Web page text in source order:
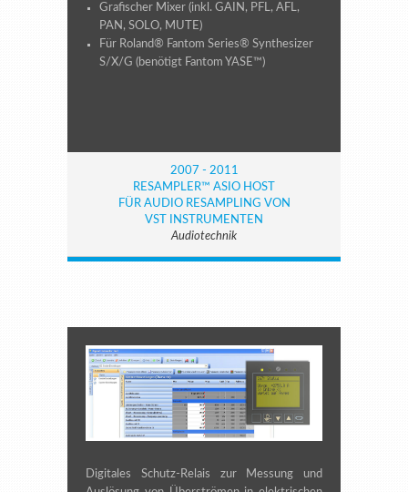
Grafischer Mixer (inkl. GAIN, PFL, AFL,
PAN, SOLO, MUTE)
Für Roland® Fantom Series® Synthesizer
S/X/G (benötigt Fantom YASE™)
2007 - 2011
RESAMPLER™ ASIO HOST
FÜR AUDIO RESAMPLING VON
VST INSTRUMENTEN
Audiotechnik
Digitales Schutz-Relais zur Messung und